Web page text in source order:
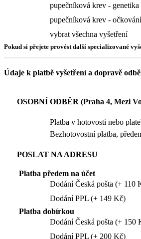
pupečníková krev -
pupečníková krev -
vybrat všechna vyšetření
Pokud si přejete provést další specializované
Údaje k platbě vyšetření a dopravě
OSOBNÍ ODBĚR (Praha 4, Mezi
Platba v hotovosti nebo
Bezhotovostní platba,
POSLAT NA ADRESU
Platba předem na účet
Dodání Česká pošta (+ 110
Dodání PPL (+ 149 Kč)
Platba dobírkou
Dodání Česká pošta (+ 150
Dodání PPL (+ 200 Kč)